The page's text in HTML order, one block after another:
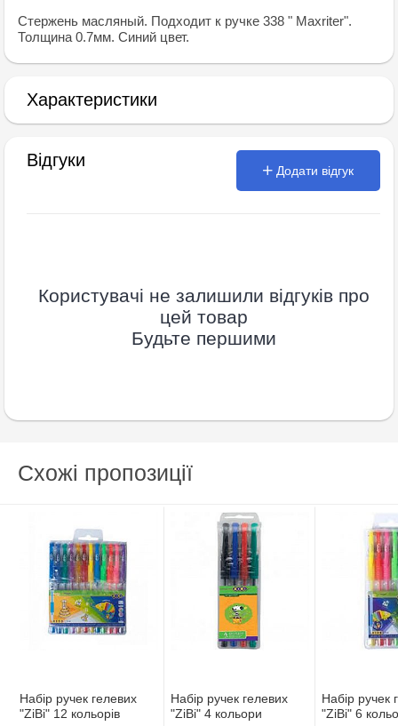
Стержень масляный. Подходит к ручке 338 " Maxriter".
Толщина 0.7мм. Синий цвет.
Характеристики
Відгуки
Додати відгук
Користувачі не залишили відгуків про
цей товар
Будьте першими
Схожі пропозиції
Набір ручек гелевих
"ZiBi" 12 кольорів
Набір ручек гелевих
"ZiBi" 4 кольори
Набір ручек
"ZiBi" 6